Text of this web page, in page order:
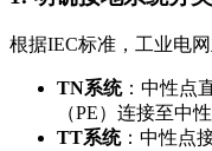
根据IEC标准，工业电
TN系统：中性点
（PE）连接至中
TT系统：中性点